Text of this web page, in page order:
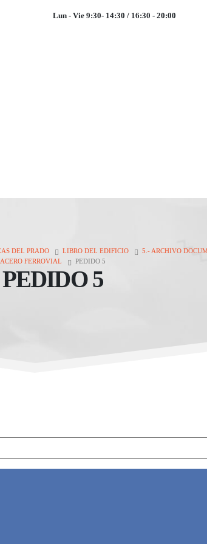
Lun - Vie 9:30- 14:30 / 16:30 - 20:00
DEL PRADO LIBRO DEL EDIFICIO 5.- ARCHIVO
ACERO FERROVIAL
PEDIDO 5
PEDIDO 5